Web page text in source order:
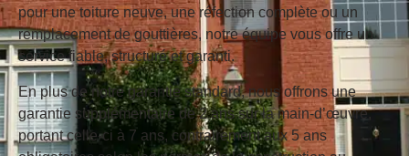
pour une toiture neuve, une réfection complète ou un
remplacement de gouttières, notre équipe vous offre un
service fiable, structuré et garanti.
En plus de notre garantie standard, nous offrons une
garantie supplémentaire de 2 ans sur la main-d’œuvre,
portant celle-ci à 7 ans, contrairement aux 5 ans